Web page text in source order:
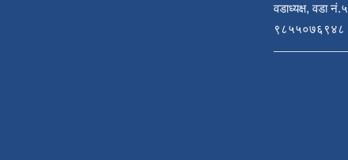
वडाध्यक्ष, वडा नं.५
९८५५०७६९४८